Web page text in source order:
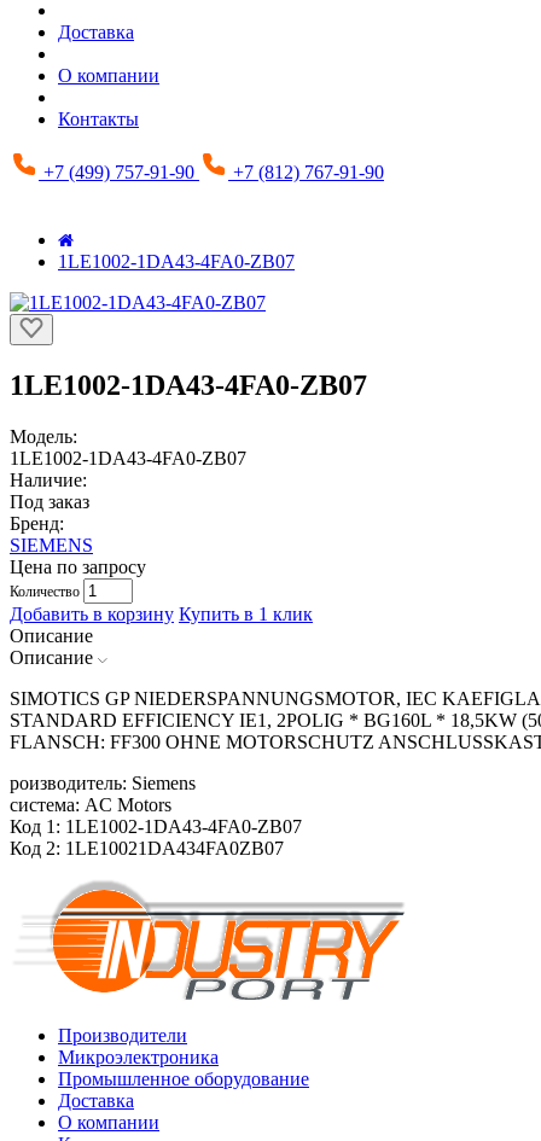
Доставка
О компании
Контакты
+7 (499) 757-91-90 +7 (812) 767-91-90
1LE1002-1DA43-4FA0-ZB07
1LE1002-1DA43-4FA0-ZB07
Модель:
1LE1002-1DA43-4FA0-ZB07
Наличие:
Под заказ
Бренд:
SIEMENS
Цена по запросу
Количество
Добавить в корзину Купить в 1 клик
Описание
Описание
SIMOTICS GP NIEDERSPANNUNGSMOTOR, IEC
STANDARD EFFICIENCY IE1, 2POLIG * BG160L * 18,5KW
FLANSCH: FF300 OHNE MOTORSCHUTZ
роизводитель: Siemens
система: AC Motors
Код 1: 1LE1002-1DA43-4FA0-ZB07
Код 2: 1LE10021DA434FA0ZB07
Производители
Микроэлектроника
Промышленное оборудование
Доставка
О компании